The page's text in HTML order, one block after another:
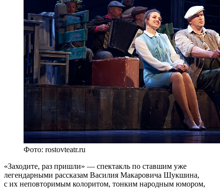
Фото: rostovteatr.ru
«Заходите, раз пришли» — спектакль по ставшим уже
легендарными рассказам Василия Макаровича Шукшина,
с их неповторимым колоритом, тонким народным юмором,